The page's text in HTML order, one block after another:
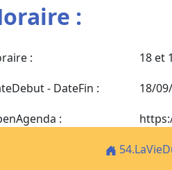
:
:
18 et
- DateFin :
18/
: